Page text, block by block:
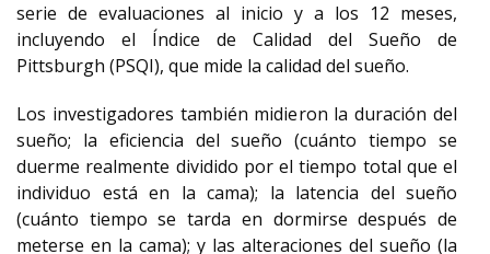
serie de evaluaciones al inicio y a los 12 meses,
incluyendo el Índice de Calidad del Sueño de
Pittsburgh (PSQI), que mide la calidad del sueño.
Los investigadores también midieron la duración del
sueño; la eficiencia del sueño (cuánto tiempo se
duerme realmente dividido por el tiempo total que el
individuo está en la cama); la latencia del sueño
(cuánto tiempo se tarda en dormirse después de
meterse en la cama); y las alteraciones del sueño (la